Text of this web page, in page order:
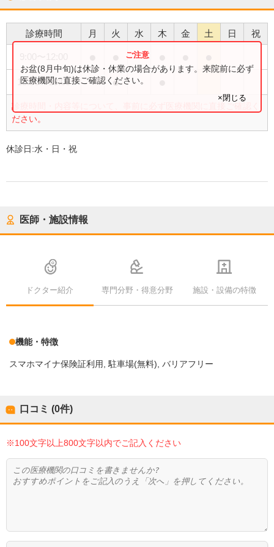
診療時間 月 火 水 木 金 土 日 祝
15:00〜18:00 ●
診療時間・内容等について、事前に必ず医療機関に直接ご確認く
ださい。
お盆(8月中旬)は休診・休業の場合があります。来院前に必ず
医療機関に直接ご確認ください。
×閉じる
休診日:水・日・祝
医師・施設情報
ドクター紹介 専門分野・得意分野 施設・設備の特徴
機能・特徴
スマホマイナ保険証利用 駐車場(無料) バリアフリー
口コミ (0件)
※100文字以上800文字以内でご記入ください